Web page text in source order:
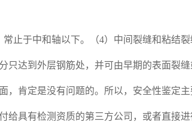
于中和轴以下。（4）中间裂缝和粘结裂
达到外层钢筋处，并可由早期的表面裂缝
，肯定是没有问题的。所以，安全性鉴定
给具有检测资质的第三方公司，或者直接